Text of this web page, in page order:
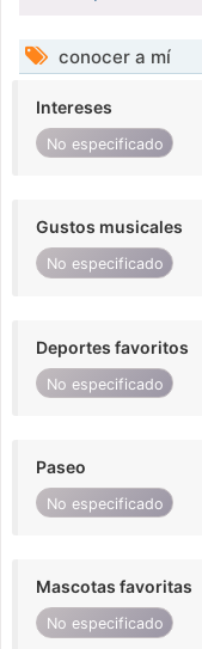
conocer a mí
Intereses
No especificado
Gustos musicales
No especificado
Deportes favoritos
No especificado
Paseo
No especificado
Mascotas favoritas
No especificado